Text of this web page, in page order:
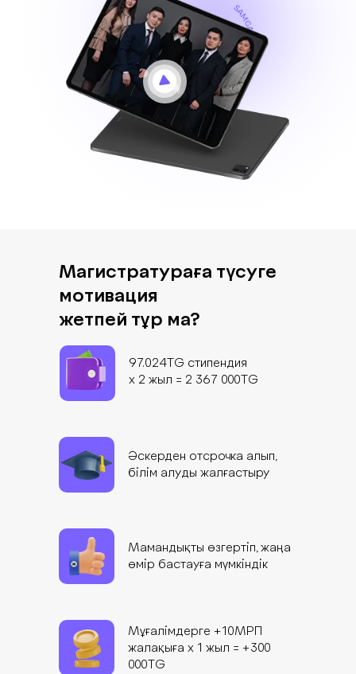
Магистратураға түсуге
мотивация
жетпей тұр ма?
Әскерден отсрочка алып,
білім алуды жалғастыру
Мамандықты өзгертіп, жаңа
өмір бастауға мүмкіндік
97.024TG стипендия
х 2 жыл = 2 367 000TG
Мұғалімдерге +10МРП
жалақыға х 1 жыл = +300
000TG